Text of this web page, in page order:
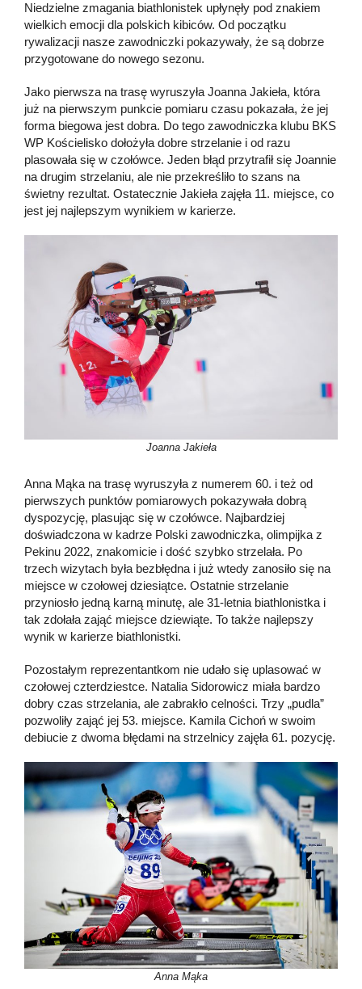
Niedzielne zmagania biathlonistek upłynęły pod znakiem
wielkich emocji dla polskich kibiców. Od początku
rywalizacji nasze zawodniczki pokazywały, że są dobrze
przygotowane do nowego sezonu.
Jako pierwsza na trasę wyruszyła Joanna Jakieła, która
już na pierwszym punkcie pomiaru czasu pokazała, że jej
forma biegowa jest dobra. Do tego zawodniczka klubu BKS
WP Kościelisko dołożyła dobre strzelanie i od razu
plasowała się w czołówce. Jeden błąd przytrafił się Joannie
na drugim strzelaniu, ale nie przekreśliło to szans na
świetny rezultat. Ostatecznie Jakieła zajęła 11. miejsce, co
jest jej najlepszym wynikiem w karierze.
Joanna Jakieła
Anna Mąka na trasę wyruszyła z numerem 60. i też od
pierwszych punktów pomiarowych pokazywała dobrą
dyspozycję, plasując się w czołówce. Najbardziej
doświadczona w kadrze Polski zawodniczka, olimpijka z
Pekinu 2022, znakomicie i dość szybko strzelała. Po
trzech wizytach była bezbłędna i już wtedy zanosiło się na
miejsce w czołowej dziesiątce. Ostatnie strzelanie
przyniosło jedną karną minutę, ale 31-letnia biathlonistka i
tak zdołała zająć miejsce dziewiąte. To także najlepszy
wynik w karierze biathlonistki.
Pozostałym reprezentantkom nie udało się uplasować w
czołowej czterdziestce. Natalia Sidorowicz miała bardzo
dobry czas strzelania, ale zabrakło celności. Trzy „pudla”
pozwoliły zająć jej 53. miejsce. Kamila Cichoń w swoim
debiucie z dwoma błędami na strzelnicy zajęła 61. pozycję.
Anna Mąka